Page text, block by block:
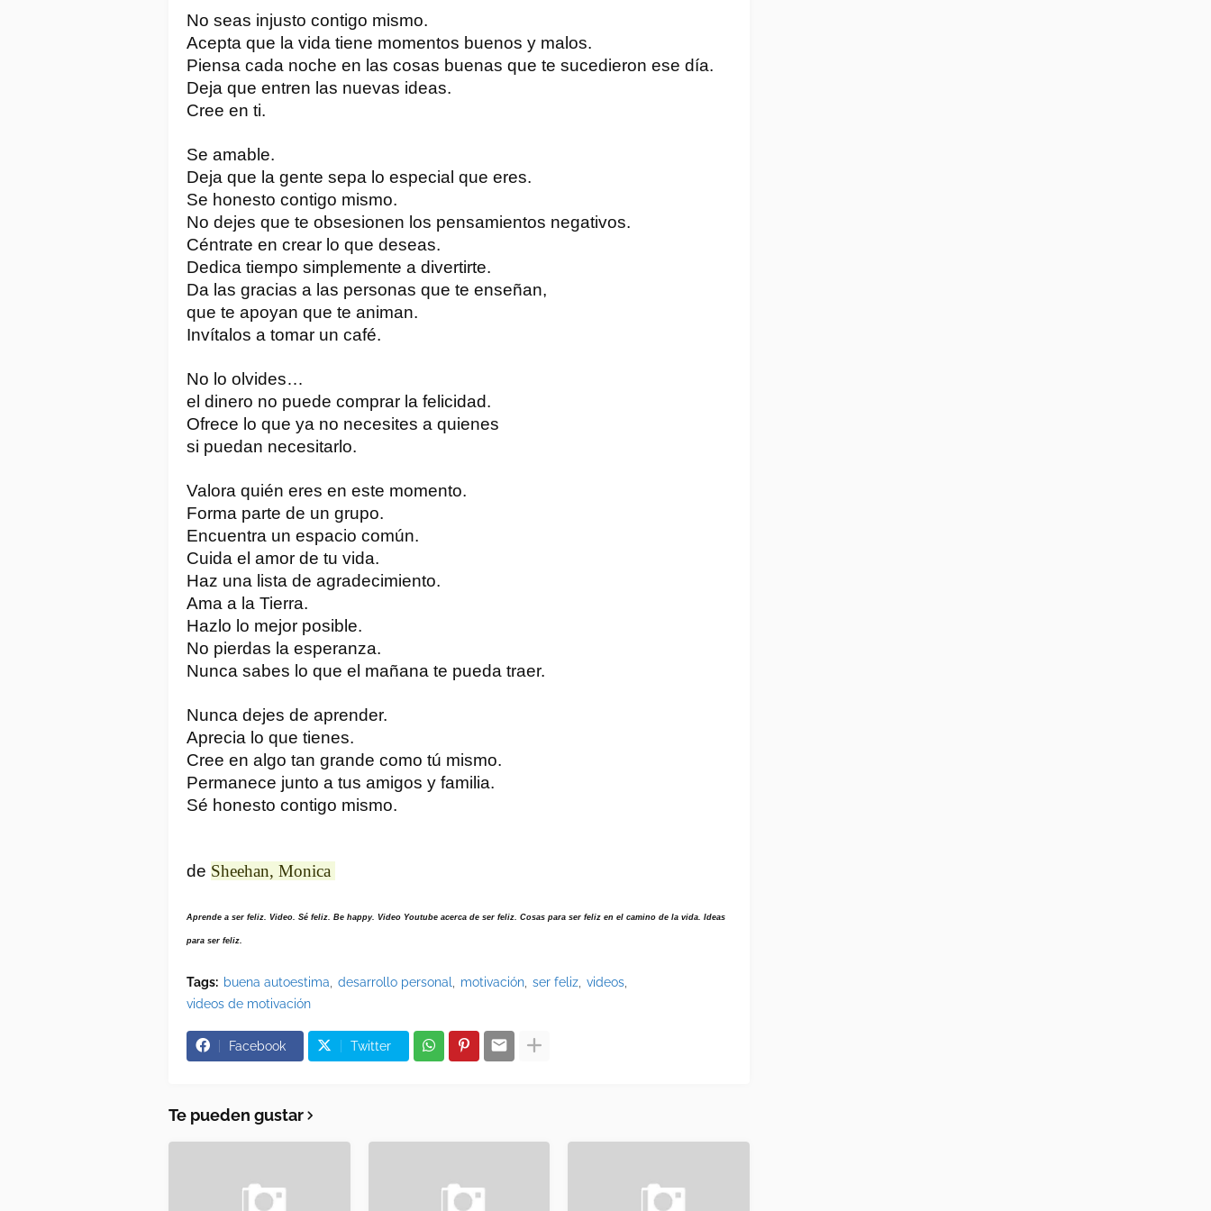
No seas injusto contigo mismo.
Acepta que la vida tiene momentos buenos y malos.
Piensa cada noche en las cosas buenas que te sucedieron ese día.
Deja que entren las nuevas ideas.
Cree en ti.
Se amable.
Deja que la gente sepa lo especial que eres.
Se honesto contigo mismo.
No dejes que te obsesionen los pensamientos negativos.
Céntrate en crear lo que deseas.
Dedica tiempo simplemente a divertirte.
Da las gracias a las personas que te enseñan,
que te apoyan que te animan.
Invítalos a tomar un café.
No lo olvides…
el dinero no puede comprar la felicidad.
Ofrece lo que ya no necesites a quienes
si puedan necesitarlo.
Valora quién eres en este momento.
Forma parte de un grupo.
Encuentra un espacio común.
Cuida el amor de tu vida.
Haz una lista de agradecimiento.
Ama a la Tierra.
Hazlo lo mejor posible.
No pierdas la esperanza.
Nunca sabes lo que el mañana te pueda traer.
Nunca dejes de aprender.
Aprecia lo que tienes.
Cree en algo tan grande como tú mismo.
Permanece junto a tus amigos y familia.
Sé honesto contigo mismo.
de Sheehan, Monica
Aprende a ser feliz. Video. Sé feliz. Be happy. Video Youtube acerca de ser feliz. Cosas para ser feliz en el camino de la vida. Ideas
para ser feliz.
Tags: buena autoestima desarrollo personal motivación ser feliz videos
videos de motivación
Facebook Twitter
Te pueden gustar